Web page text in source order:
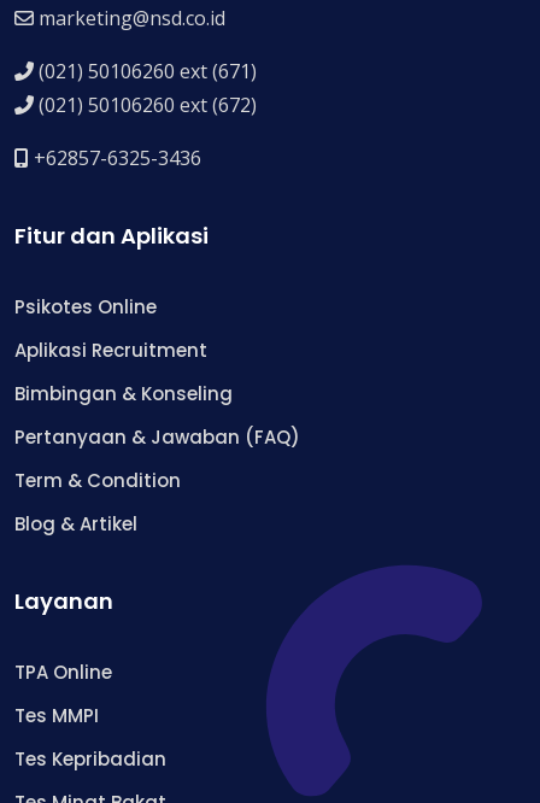
marketing@nsd.co.id
(021) 50106260 ext (671)
(021) 50106260 ext (672)
+62857-6325-3436
Fitur dan Aplikasi
Psikotes Online
Aplikasi Recruitment
Bimbingan & Konseling
Pertanyaan & Jawaban (FAQ)
Term & Condition
Blog & Artikel
Layanan
TPA Online
Tes MMPI
Tes Kepribadian